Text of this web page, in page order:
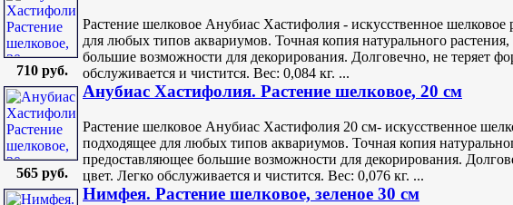
710 руб.
Растение шелковое Анубиас Хастифолия - искусственное шелковое
для любых типов аквариумов. Точная копия натурального
большие возможности для декорирования. Долговечно, не теряет
обслуживается и чистится. Вес: 0,084 кг. ...
565 руб.
Анубиас Хастифолия. Растение шелковое, 20 см
Растение шелковое Анубиас Хастифолия 20 см- искусственное
подходящее для любых типов аквариумов. Точная копия
предоставляющее большие возможности для декорирования.
цвет. Легко обслуживается и чистится. Вес: 0,076 кг. ...
Нимфея. Растение шелковое, зеленое 30 см